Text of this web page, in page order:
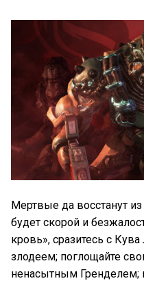
Мертвые да восстанут
будет скорой и
кровь», сразитесь с
злодеем; поглощайте
ненасытным Гренделем;